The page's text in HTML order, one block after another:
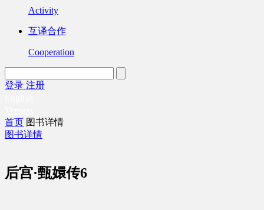
Activity
互译合作
Cooperation
登录 注册
首页 图书详情
图书详情
后宫·甄嬛传6